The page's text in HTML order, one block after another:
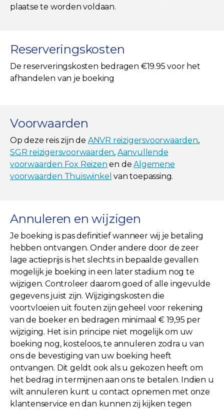
plaatse te worden voldaan.
Reserveringskosten
De reserveringskosten bedragen €19.95 voor het
afhandelen van je boeking
Voorwaarden
Op deze reis zijn de ANVR reizigersvoorwaarden,
SGR reizigersvoorwaarden, Aanvullende
voorwaarden Fox Reizen en deAlgemene
voorwaarden Thuiswinkel van toepassing.
Annuleren en wijzigen
Je boeking is pas definitief wanneer wij je betaling
hebben ontvangen. Onder andere door de zeer
lage actieprijs is het slechts in bepaalde gevallen
mogelijk je boeking in een later stadium nog te
wijzigen. Controleer daarom goed of alle ingevulde
gegevens juist zijn. Wijzigingskosten die
voortvloeien uit fouten zijn geheel voor rekening
van de boeker en bedragen minimaal € 19,95 per
wijziging. Het is in principe niet mogelijk om uw
boeking nog, kosteloos, te annuleren zodra u van
ons de bevestiging van uw boeking heeft
ontvangen. Dit geldt ook als u gekozen heeft om
het bedrag in termijnen aan ons te betalen. Indien u
wilt annuleren kunt u contact opnemen met onze
klantenservice en dan kunnen zij kijken tegen